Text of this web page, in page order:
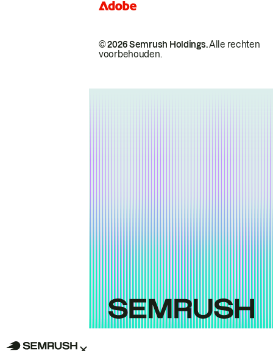
© 2026 Semrush Holdings.Alle rechten
voorbehouden.